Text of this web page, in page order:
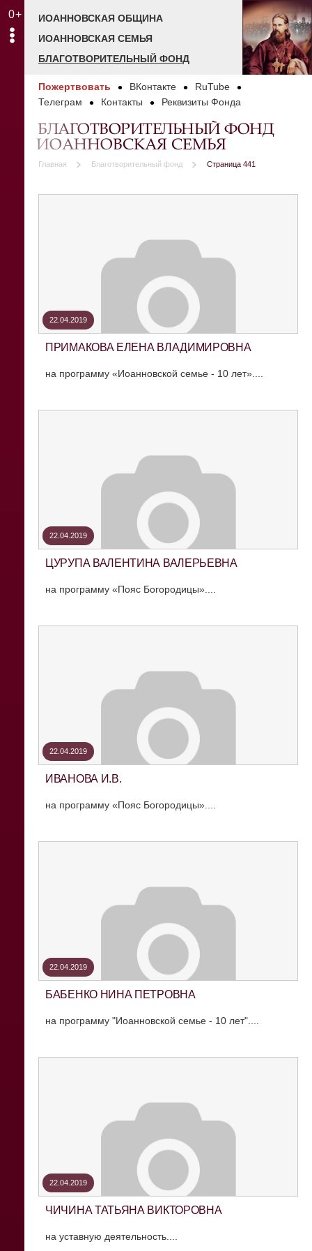
0+
ИОАННОВСКАЯ ОБЩИНА
ИОАННОВСКАЯ СЕМЬЯ
БЛАГОТВОРИТЕЛЬНЫЙ ФОНД
Пожертвовать ВКонтакте
RuTube
Телеграм
Контакты Реквизиты Фонда
БЛАГОТВОРИТЕЛЬНЫЙ ФОНД
ИОАННОВСКАЯ СЕМЬЯ
Главная Благотворительный фонд Страница 441
22.04.2019
ПРИМАКОВА ЕЛЕНА ВЛАДИМИРОВНА
на программу «Иоанновской семье - 10 лет»....
22.04.2019
ЦУРУПА ВАЛЕНТИНА ВАЛЕРЬЕВНА
на программу «Пояс Богородицы»....
22.04.2019
ИВАНОВА И.В.
на программу «Пояс Богородицы»....
22.04.2019
БАБЕНКО НИНА ПЕТРОВНА
на программу "Иоанновской семье - 10 лет"....
22.04.2019
ЧИЧИНА ТАТЬЯНА ВИКТОРОВНА
на уставную деятельность....